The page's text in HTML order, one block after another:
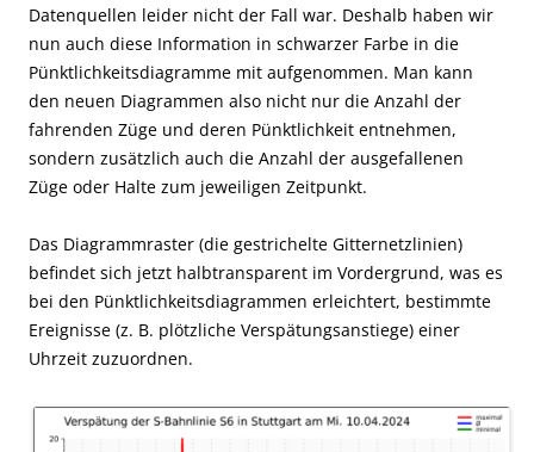
Datenquellen leider nicht der Fall war. Deshalb haben wir
nun auch diese Information in schwarzer Farbe in die
Pünktlichkeitsdiagramme mit aufgenommen. Man kann
den neuen Diagrammen also nicht nur die Anzahl der
fahrenden Züge und deren Pünktlichkeit entnehmen,
sondern zusätzlich auch die Anzahl der ausgefallenen
Züge oder Halte zum jeweiligen Zeitpunkt.
Das Diagrammraster (die gestrichelte Gitternetzlinien)
befindet sich jetzt halbtransparent im Vordergrund, was es
bei den Pünktlichkeitsdiagrammen erleichtert, bestimmte
Ereignisse (z. B. plötzliche Verspätungsanstiege) einer
Uhrzeit zuzuordnen.